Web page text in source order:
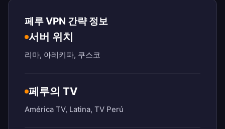
페루 VPN 간략 정보
서버 위치
리마, 아레키파, 쿠스코
페루의 TV
América TV, Latina, TV Perú